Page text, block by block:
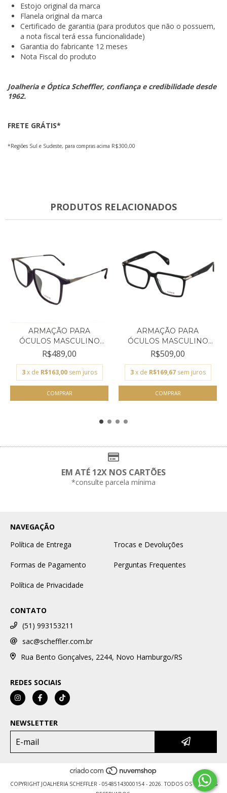
Estojo original da marca
Flanela original da marca
Certificado de garantia (para produtos que não o possuem,
a nota fiscal terá essa funcionalidade)
Garantia do fabricante 12 meses
Nota Fiscal do produto
Joalheria e Óptica Scheffler, confiança e credibilidade desde
1962.
FRETE GRÁTIS*
*Regiões Sul e Sudeste, para compras acima R$300,00
PRODUTOS RELACIONADOS
ARMAÇÃO PARA
ÓCULOS MASCULINO
CARMIM PRE...
R$489,00
3 x de R$163,00 sem juros
ARMAÇÃO PARA
ÓCULOS MASCULINO
CARMIM PRE...
R$509,00
3 x de R$169,67 sem juros
EM ATÉ 12X NOS CARTÕES
*consulte parcela mínima
NAVEGAÇÃO
Política de Entrega
Trocas e Devoluções
Formas de Pagamento Perguntas Frequentes
Política de Privacidade
CONTATO
(51) 993153211
sac@scheffler.com.br
Rua Bento Gonçalves, 2244, Novo Hamburgo/RS
REDES SOCIAIS
NEWSLETTER
COPYRIGHT JOALHERIA SCHEFFLER - 05485143000154 - 2026. TODOS OS DIREITOS